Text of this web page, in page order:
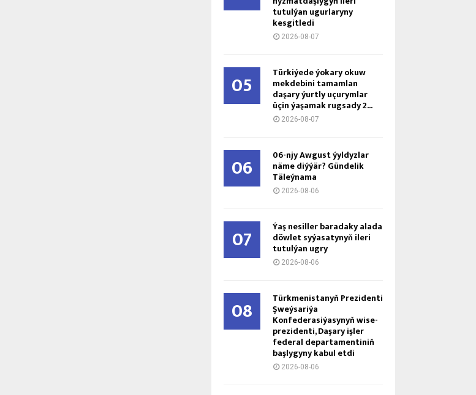
tutulýan ugurlaryny
kesgitledi
2026-08-07
05 Türkiýede ýokary okuw
mekdebini tamamlan
daşary ýurtly uçurymlar
üçin ýaşamak rugsady 2...
2026-08-07
06 06-njy Awgust ýyldyzlar
näme diýýär? Gündelik
Täleýnama
2026-08-06
07 Ýaş ne­sil­ler ba­ra­da­ky ala­da
döw­let sy­ýa­sa­ty­nyň ile­ri
tu­tul­ýan ug­ry
2026-08-06
08 Türkmenistanyň Prezidenti
Şweýsariýa
Konfederasiýasynyň wise-
prezidenti, Daşary işler
federal departamentiniň
başlygyny kabul etdi
2026-08-06